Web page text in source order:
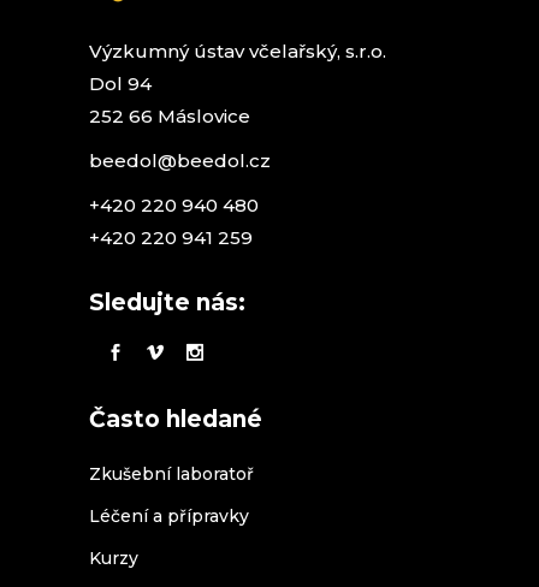
Výzkumný ústav včelařský, s.r.o.
Dol 94
252 66 Máslovice
beedol@beedol.cz
+420 220 940 480
+420 220 941 259
Sledujte nás:
Často hledané
Zkušební laboratoř
Léčení a přípravky
Kurzy